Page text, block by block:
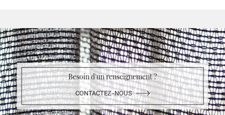
Besoin d'un renseignement ?
CONTACTEZ-NOUS